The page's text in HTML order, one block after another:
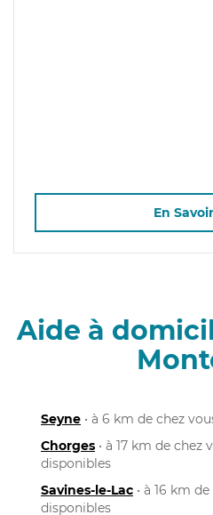
En
Aide à
Seyne • à 6 km de chez
Chorges • à 17 km de chez
disponibles
Savines-le-Lac • à 16 km
disponibles